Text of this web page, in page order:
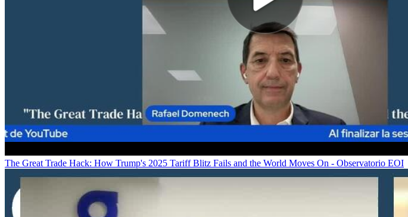
The Great Trade Hack: How Trump's 2025 Tariff Blitz Fails and the World Moves On - Observatorio EOI